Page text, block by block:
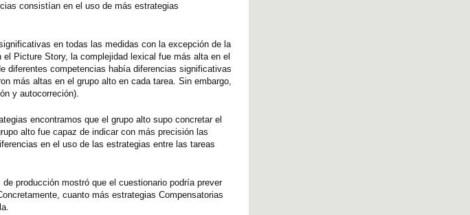
consistían en el uso de más estrategias
en todas las medidas con la excepción de la
Picture Story, la complejidad lexical fue más alta en el
diferentes competencias había diferencias significativas
más altas en el grupo alto en cada tarea. Sin embargo,
y autocorreción).
encontramos que el grupo alto supo concretar el
alto fue capaz de indicar con más precisión las
en el uso de las estrategias entre las tareas
producción mostró que el cuestionario podría prever
cuanto más estrategias Compensatorias